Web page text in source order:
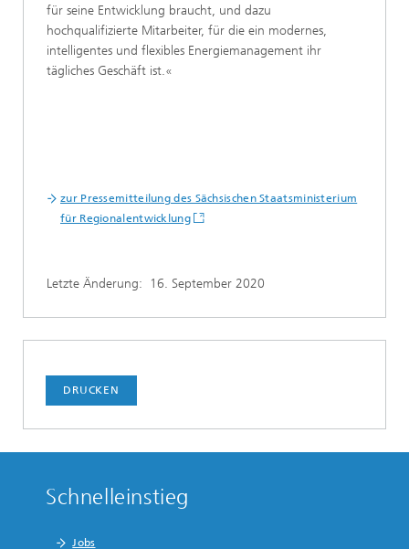
für seine Entwicklung braucht, und dazu
hochqualifizierte Mitarbeiter, für die ein modernes,
intelligentes und flexibles Energiemanagement ihr
tägliches Geschäft ist.«
zur Pressemitteilung des Sächsischen Staatsministerium
für Regionalentwicklung
Letzte Änderung: 16. September 2020
DRUCKEN
Schnelleinstieg
Jobs